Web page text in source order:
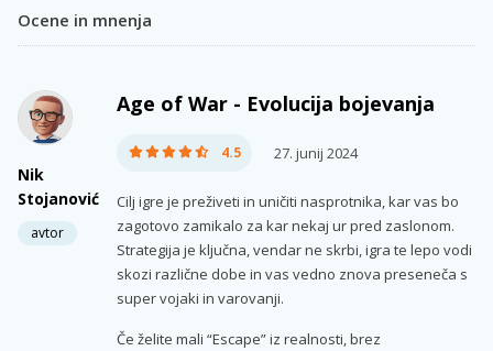
Ocene in mnenja
Nik
Stojanović
avtor
Age of War - Evolucija bojevanja
4.5 27. junij 2024
Cilj igre je preživeti in uničiti nasprotnika, kar vas bo
zagotovo zamikalo za kar nekaj ur pred zaslonom.
Strategija je ključna, vendar ne skrbi, igra te lepo vodi
skozi različne dobe in vas vedno znova preseneča s
super vojaki in varovanji.
Če želite mali “Escape” iz realnosti, brez